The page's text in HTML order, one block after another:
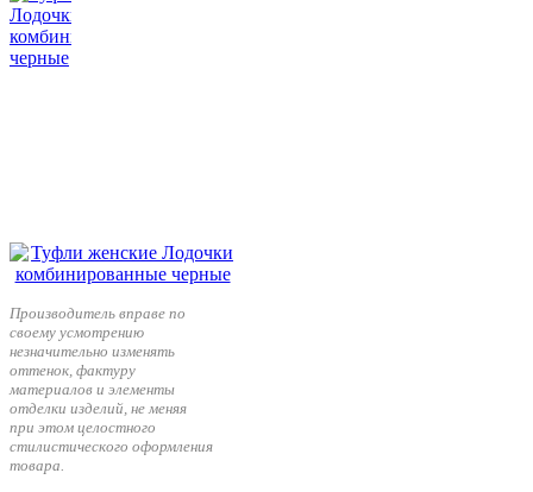
Производитель вправе по
своему усмотрению
незначительно изменять
оттенок, фактуру
материалов и элементы
отделки изделий, не меняя
при этом целостного
стилистического оформления
товара.